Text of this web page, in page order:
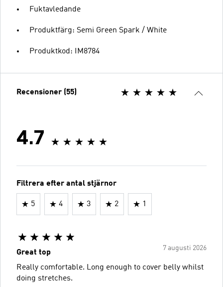
Fuktavledande
Produktfärg: Semi Green Spark / White
Produktkod: IM8784
Recensioner (55)
4.7
Filtrera efter antal stjärnor
5 4 3 2 1
7 augusti 2026
Great top
Really comfortable. Long enough to cover belly whilst
doing stretches.